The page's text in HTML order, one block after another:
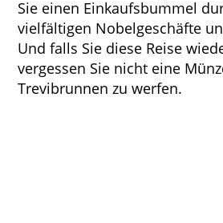
Sie einen Einkaufsbummel
vielfältigen Nobelgeschäfte
Und falls Sie diese Reise
vergessen Sie nicht eine
Trevibrunnen zu werfen.